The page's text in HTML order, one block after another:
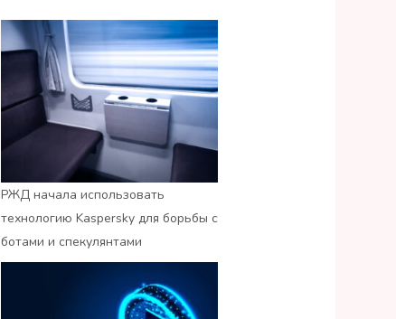
РЖД начала использовать
технологию Kaspersky для борьбы с
ботами и спекулянтами